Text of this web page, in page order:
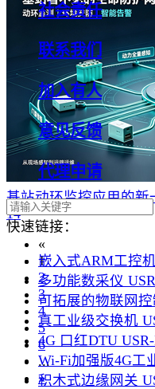
社会责任
联系我们
加入有人
意见反馈
代理申请
快速链接：
嵌入式ARM工控
多功能数采仪
可拓展的物联网控
真工业级交换机
4G 口红DTU
Wi-Fi加强版4G工
积木式边缘网关
基站动环监控应用的新
14
«
1
2
3
4
5
6
...
»